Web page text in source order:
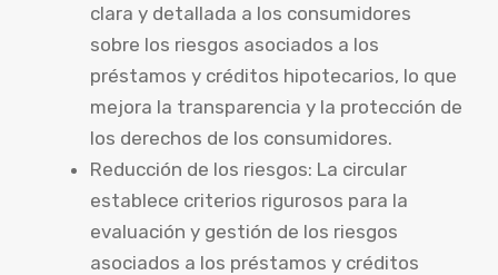
clara y detallada a los consumidores
sobre los riesgos asociados a los
préstamos y créditos hipotecarios, lo que
mejora la transparencia y la protección de
los derechos de los consumidores.
Reducción de los riesgos: La circular
establece criterios rigurosos para la
evaluación y gestión de los riesgos
asociados a los préstamos y créditos